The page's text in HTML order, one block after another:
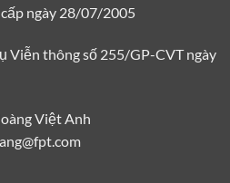
ngày 28/07/2005
Viễn thông số 255/GP-CVT ngày
Việt Anh